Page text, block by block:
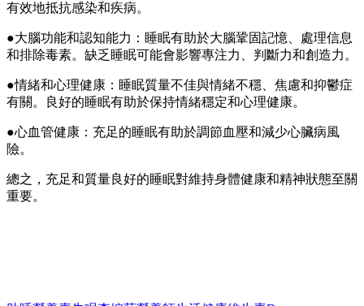
有效地抵抗感染和疾病。
●大腦功能和認知能力：睡眠有助於大腦鞏固記憶、處理信息
和排除毒素。缺乏睡眠可能會影響專注力、判斷力和創造力。
●情緒和心理健康：睡眠質量不佳與情緒不穩、焦慮和抑鬱症
有關。良好的睡眠有助於保持情緒穩定和心理健康。
●心血管健康：充足的睡眠有助於調節血壓和減少心臟病風
險。
總之，充足和質量良好的睡眠對維持身體健康和精神狀態至關
重要。